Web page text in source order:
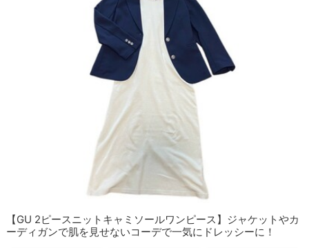
【GU 2ピースニットキャミソールワンピース】ジャケットやカ
ーディガンで肌を見せないコーデで一気にドレッシーに！